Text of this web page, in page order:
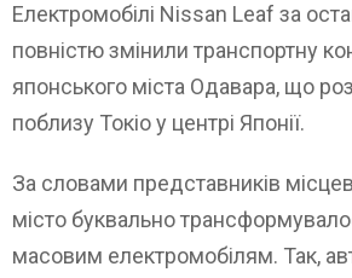
Електромобілі Nissan Leaf за
повністю змінили транспортну
японського міста Одавара, що
поблизу Токіо у центрі Японії.
За словами представників
місто буквально
масовим електромобілям. Так,